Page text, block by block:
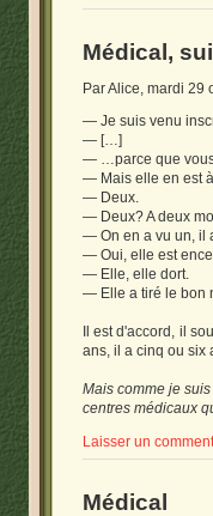
Médical,
Par Alice, mardi 29
— Je suis venu
— […]
— …parce que vous
— Mais elle en est
— Deux.
— Deux? A deux
— On en a vu un, il
— Oui, elle est
— Elle, elle dort.
— Elle a tiré le bon
Il est d'accord, il
ans, il a cinq ou six
Mais comme je
centres médicaux
Laisser un
Médical